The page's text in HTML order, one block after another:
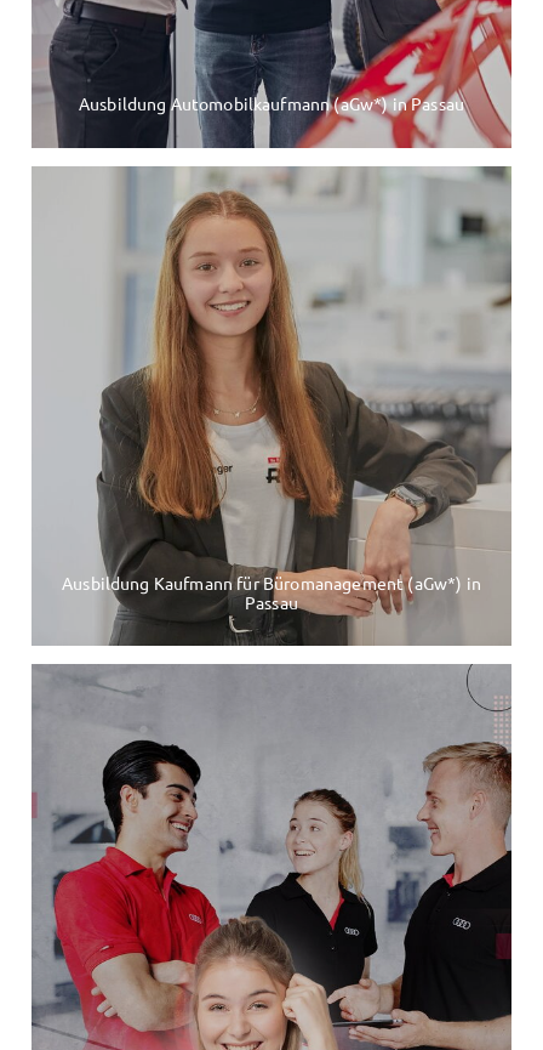
Ausbildung Automobilkaufmann (aGw*) in Passau
Ausbildung Kaufmann für Büromanagement (aGw*) in
Passau